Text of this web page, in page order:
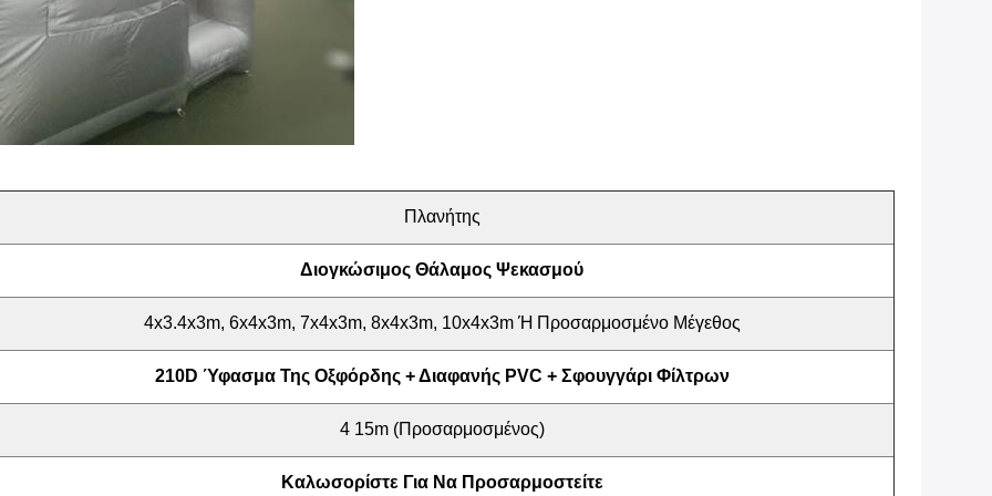
Πλανήτης
Διογκώσιμος Θάλαμος Ψεκασμού
4x3.4x3m, 6x4x3m, 7x4x3m, 8x4x3m, 10x4x3m Ή Προσαρμοσμένο Μέγεθος
210D Ύφασμα Της Οξφόρδης + Διαφανής PVC + Σφουγγάρι Φίλτρων
4 15m (προσαρμοσμένος)
Καλωσορίστε Για Να Προσαρμοστείτε